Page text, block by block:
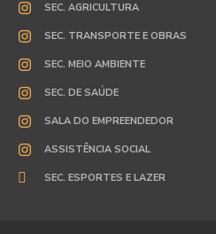
SEC. AGRICULTURA
SEC. TRANSPORTE E OBRAS
SEC. MEIO AMBIENTE
SEC. DE SAÚDE
SALA DO EMPREENDEDOR
ASSISTÊNCIA SOCIAL
SEC. ESPORTES E LAZER